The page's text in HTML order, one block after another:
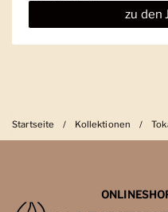
zu den
Startseite / Kollektionen /